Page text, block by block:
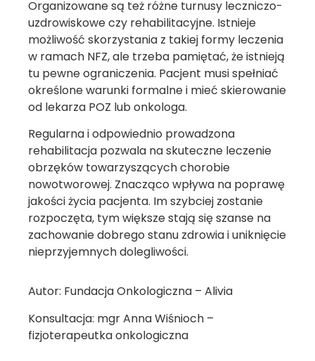
Organizowane są też różne turnusy leczniczo-
uzdrowiskowe czy rehabilitacyjne. Istnieje
możliwość skorzystania z takiej formy leczenia
w ramach NFZ, ale trzeba pamiętać, że istnieją
tu pewne ograniczenia. Pacjent musi spełniać
określone warunki formalne i mieć skierowanie
od lekarza POZ lub onkologa.
Regularna i odpowiednio prowadzona
rehabilitacja pozwala na skuteczne leczenie
obrzęków towarzyszących chorobie
nowotworowej. Znacząco wpływa na poprawę
jakości życia pacjenta. Im szybciej zostanie
rozpoczęta, tym większe stają się szanse na
zachowanie dobrego stanu zdrowia i uniknięcie
nieprzyjemnych dolegliwości.
Autor: Fundacja Onkologiczna – Alivia
Konsultacja: mgr Anna Wiśnioch –
fizjoterapeutka onkologiczna